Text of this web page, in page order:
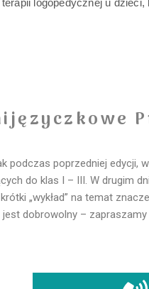
logopedycznej u
podczas poprzedniej edycji,
do klas I – III. W drugim
„wykład” na temat
dobrowolny – zapraszamy